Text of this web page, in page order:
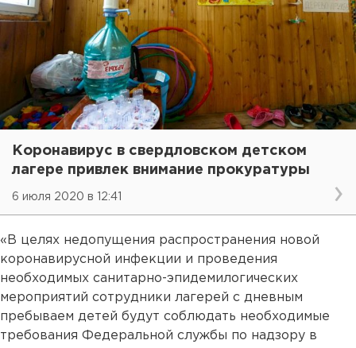
Коронавирус в свердловском детском
лагере привлек внимание прокуратуры
6 июля 2020 в 12:41
«В целях недопущения распространения новой
коронавирусной инфекции и проведения
необходимых санитарно-эпидемилогических
мероприятий сотрудники лагерей с дневным
пребываем детей будут соблюдать необходимые
требования Федеральной службы по надзору в